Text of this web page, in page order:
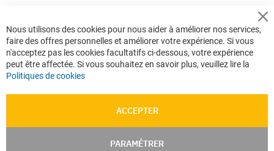
Nous utilisons des cookies pour nous aider à améliorer nos services,
faire des offres personnelles et améliorer votre expérience. Si vous
n'acceptez pas les cookies facultatifs ci-dessous, votre expérience
peut être affectée. Si vous souhaitez en savoir plus, veuillez lire la
Politiques de cookies
ACCEPTER
PARAMÉTRER